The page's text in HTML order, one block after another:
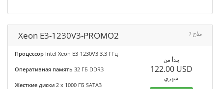
Xeon E3-1230V3-PROMO2 1 متاح
Процессор Intel Xeon E3-1230V3 3.3 ГГц
Оперативная память 32 ГБ DDR3
Жесткие диски 2 x 1000 ГБ SATA3
يبدأ من
122.00 USD
شهري